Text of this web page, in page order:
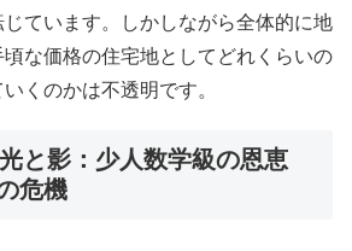
ています。しかしながら全体的に地
な価格の住宅地としてどれくらいの
くのかは不透明です。
と影：少人数学級の恩恵
危機